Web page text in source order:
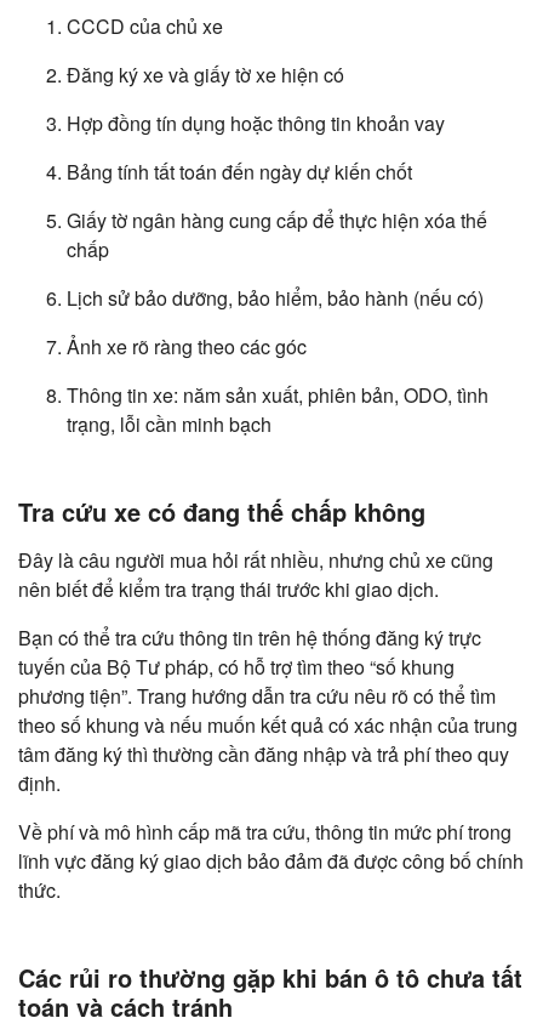
CCCD của chủ xe
Đăng ký xe và giấy tờ xe hiện có
Hợp đồng tín dụng hoặc thông tin khoản vay
Bảng tính tất toán đến ngày dự kiến chốt
Giấy tờ ngân hàng cung cấp để thực hiện xóa thế
chấp
Lịch sử bảo dưỡng, bảo hiểm, bảo hành (nếu có)
Ảnh xe rõ ràng theo các góc
Thông tin xe: năm sản xuất, phiên bản, ODO, tình
trạng, lỗi cần minh bạch
Tra cứu xe có đang thế chấp không
Đây là câu người mua hỏi rất nhiều, nhưng chủ xe cũng
nên biết để kiểm tra trạng thái trước khi giao dịch.
Bạn có thể tra cứu thông tin trên hệ thống đăng ký trực
tuyến của Bộ Tư pháp, có hỗ trợ tìm theo “số khung
phương tiện”. Trang hướng dẫn tra cứu nêu rõ có thể tìm
theo số khung và nếu muốn kết quả có xác nhận của trung
tâm đăng ký thì thường cần đăng nhập và trả phí theo quy
định.
Về phí và mô hình cấp mã tra cứu, thông tin mức phí trong
lĩnh vực đăng ký giao dịch bảo đảm đã được công bố chính
thức.
Các rủi ro thường gặp khi bán ô tô chưa tất
toán và cách tránh